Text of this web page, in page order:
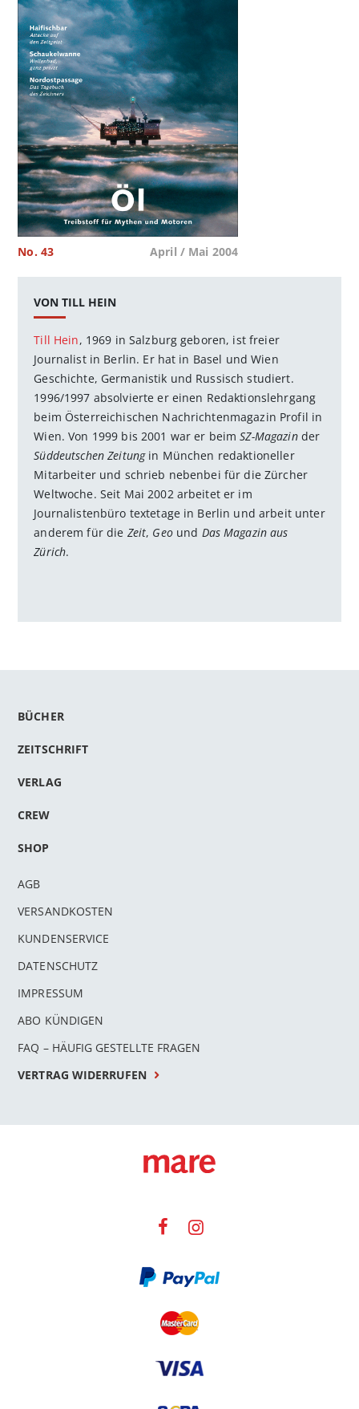
No. 43 April / Mai 2004
VON TILL HEIN
Till Hein, 1969 in Salzburg geboren, ist freier
Journalist in Berlin. Er hat in Basel und Wien
Geschichte, Germanistik und Russisch studiert.
1996/1997 absolvierte er einen Redaktionslehrgang
beim Österreichischen Nachrichtenmagazin Profil in
Wien. Von 1999 bis 2001 war er beimSZ-Magazinder
Süddeutschen Zeitungin München redaktioneller
Mitarbeiter und schrieb nebenbei für die Zürcher
Weltwoche. Seit Mai 2002 arbeitet er im
Journalistenbüro textetage in Berlin und arbeit unter
anderem für die Zeit, Geound Das Magazin aus
Zürich.
BÜCHER
ZEITSCHRIFT
VERLAG
CREW
SHOP
AGB
VERSANDKOSTEN
KUNDENSERVICE
DATENSCHUTZ
IMPRESSUM
ABO KÜNDIGEN
FAQ – HÄUFIG GESTELLTE FRAGEN
VERTRAG WIDERRUFEN